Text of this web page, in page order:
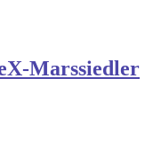
Marssiedler